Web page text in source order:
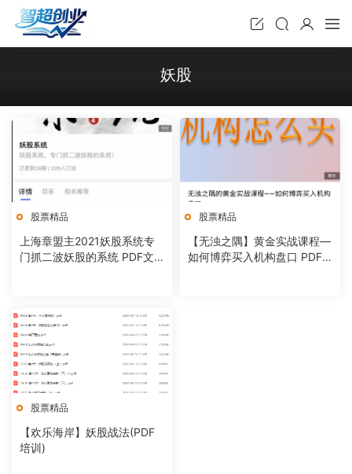
妖股
股票精品
上海章盟主2021妖股系统专
门抓二波妖股的系统 PDF文
股票精品
【无浊之隅】黄金实战课程—
如何博弈买入机构盘口 PDF
股票精品
【欢乐海岸】妖股战法(PDF
培训)